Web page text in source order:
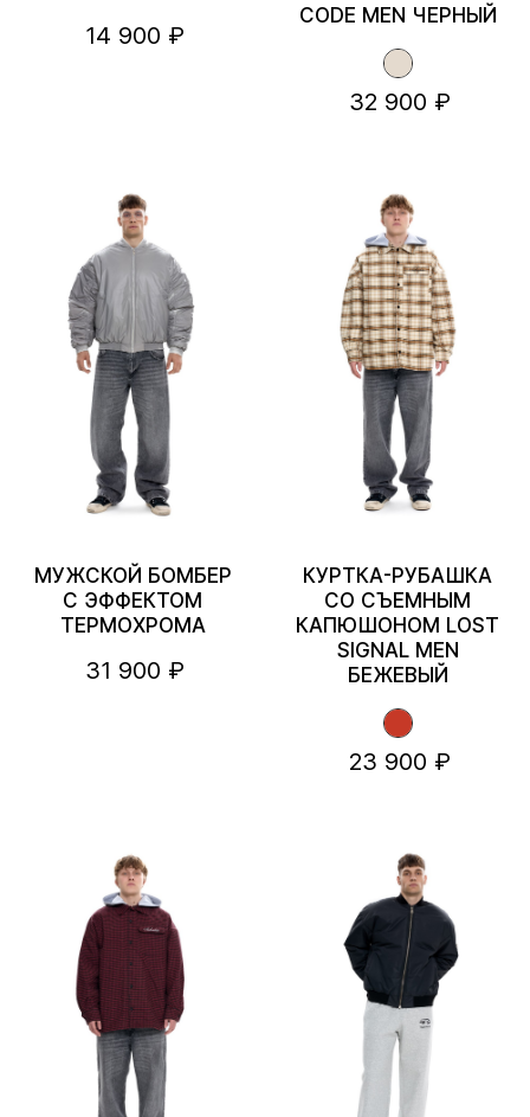
14 900 ₽
CODE MEN ЧЕРНЫЙ
32 900 ₽
МУЖСКОЙ БОМБЕР
С ЭФФЕКТОМ
ТЕРМОХРОМА
31 900 ₽
КУРТКА-РУБАШКА
СО СЪЕМНЫМ
КАПЮШОНОМ LOST
SIGNAL MEN
БЕЖЕВЫЙ
23 900 ₽